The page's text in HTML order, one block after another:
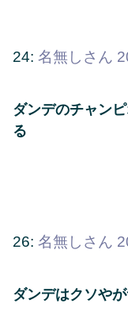
24: 名無しさん
ダンデのチャン
る
26: 名無しさん
ダンデはクソや